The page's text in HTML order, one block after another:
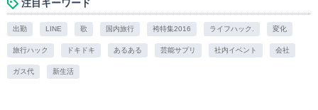
注目キーワード
出勤 LINE 歌 国内旅行 袴特集2016 ライフハック. 変化
旅行ハック ドキドキ あるある 芸能サプリ 社内イベント 会社
ガス代 新生活